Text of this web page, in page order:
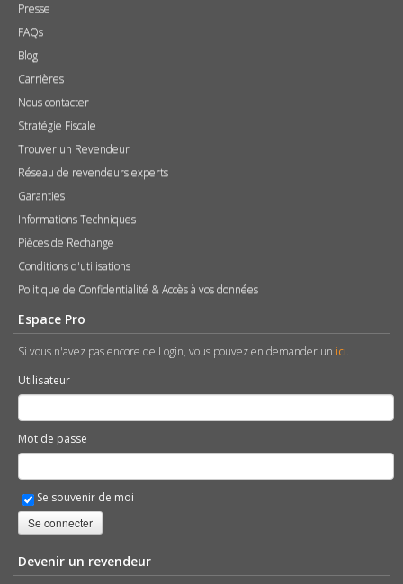
Presse
FAQs
Blog
Carrières
Nous contacter
Stratégie Fiscale
Trouver un Revendeur
Réseau de revendeurs experts
Garanties
Informations Techniques
Pièces de Rechange
Conditions d'utilisations
Politique de Confidentialité & Accès à vos données
Espace Pro
Si vous n'avez pas encore de Login, vous pouvez en demander un ici.
Utilisateur
Mot de passe
Se souvenir de moi
Se connecter
Devenir un revendeur